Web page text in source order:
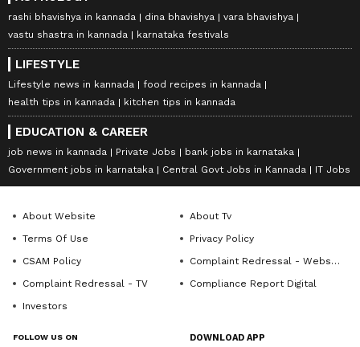
rashi bhavishya in kannada dina bhavishya
vara bhavishya
vastu shastra in kannada
karnataka festivals
LIFESTYLE
Lifestyle news in kannada
food recipes in kannada
health tips in kannada
kitchen tips in kannada
EDUCATION & CAREER
job news in kannada Private Jobs
bank jobs in karnataka
Government jobs in karnataka
Central Govt Jobs in Kannada IT Jobs
About Website
About Tv
Terms Of Use
Privacy Policy
CSAM Policy
Complaint Redressal - Website
Complaint Redressal - TV
Compliance Report Digital
Investors
FOLLOW US ON DOWNLOAD APP